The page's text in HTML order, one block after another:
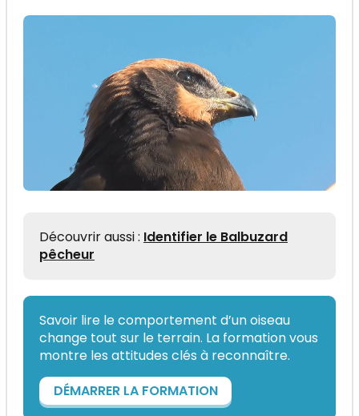
Découvrir aussi : Identifier le Balbuzard
pêcheur
Savoir lire le comportement d’un oiseau
change tout sur le terrain. La formation vous
montre les attitudes clés à reconnaître.
DÉMARRER LA FORMATION